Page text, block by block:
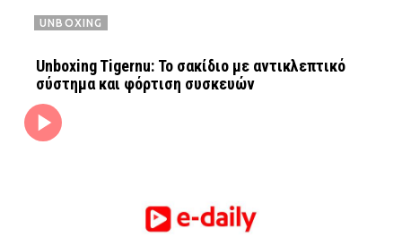
AGENDA
Agenda
Επιλογές
Εισιτήρια
UNBOXING
Unboxing Tigernu: Το σακίδιο με αντικλεπτικό
σύστημα και φόρτιση συσκευών